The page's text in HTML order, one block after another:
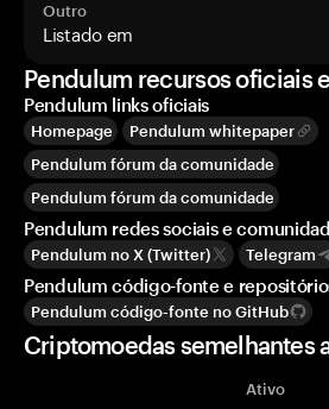
Outro
Listado em
Pendulum recursos oficiais
Pendulum links oficiais
Homepage
Pendulum whitepaper
Pendulum fórum da comunidade
Pendulum fórum da comunidade
Pendulum redes sociais e
Pendulum no X (Twitter) Telegram
Pendulum código-fonte e
Pendulum código-fonte no GitHub
Criptomoedas semelhantes
Ativo